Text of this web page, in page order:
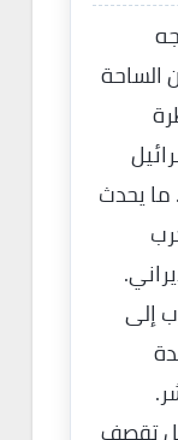
الساحة
ما يحدث
إلى
تقصف